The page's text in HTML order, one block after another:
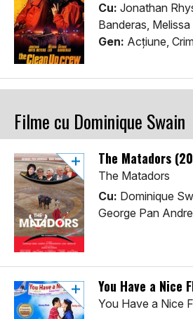
Cu: Jonathan
Banderas, Melissa
Gen: Acţiune,
Filme cu Dominique Swain
The Matadors
The Matadors
Cu: Dominique
George Pan
You Have a Nice
You Have a Nice